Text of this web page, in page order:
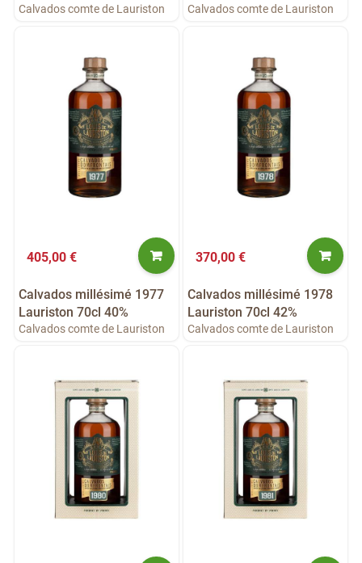
Calvados comte de Lauriston Calvados comte de Lauriston
405,00 €
Calvados millésimé 1977
Lauriston 70cl 40%
Calvados comte de Lauriston
370,00 €
Calvados millésimé 1978
Lauriston 70cl 42%
Calvados comte de Lauriston